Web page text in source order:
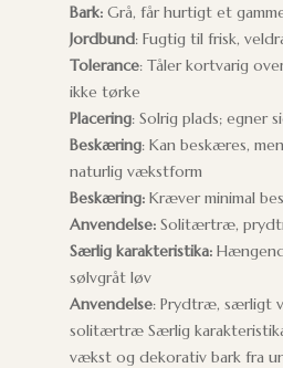
Bark:Grå, får hurtigt et
Jordbund: Fugtig til frisk,
Tolerance: Tåler kortvarig
ikke tørke
Placering: Solrig plads; egner
Beskæring: Kan beskæres,
naturlig vækstform
Beskæring:Kræver minimal
Anvendelse:Solitærtræ,
Særlig karakteristika:
sølvgråt løv
Anvendelse: Prydtræ, særligt
solitærtræ Særlig
vækst og dekorativ bark fra